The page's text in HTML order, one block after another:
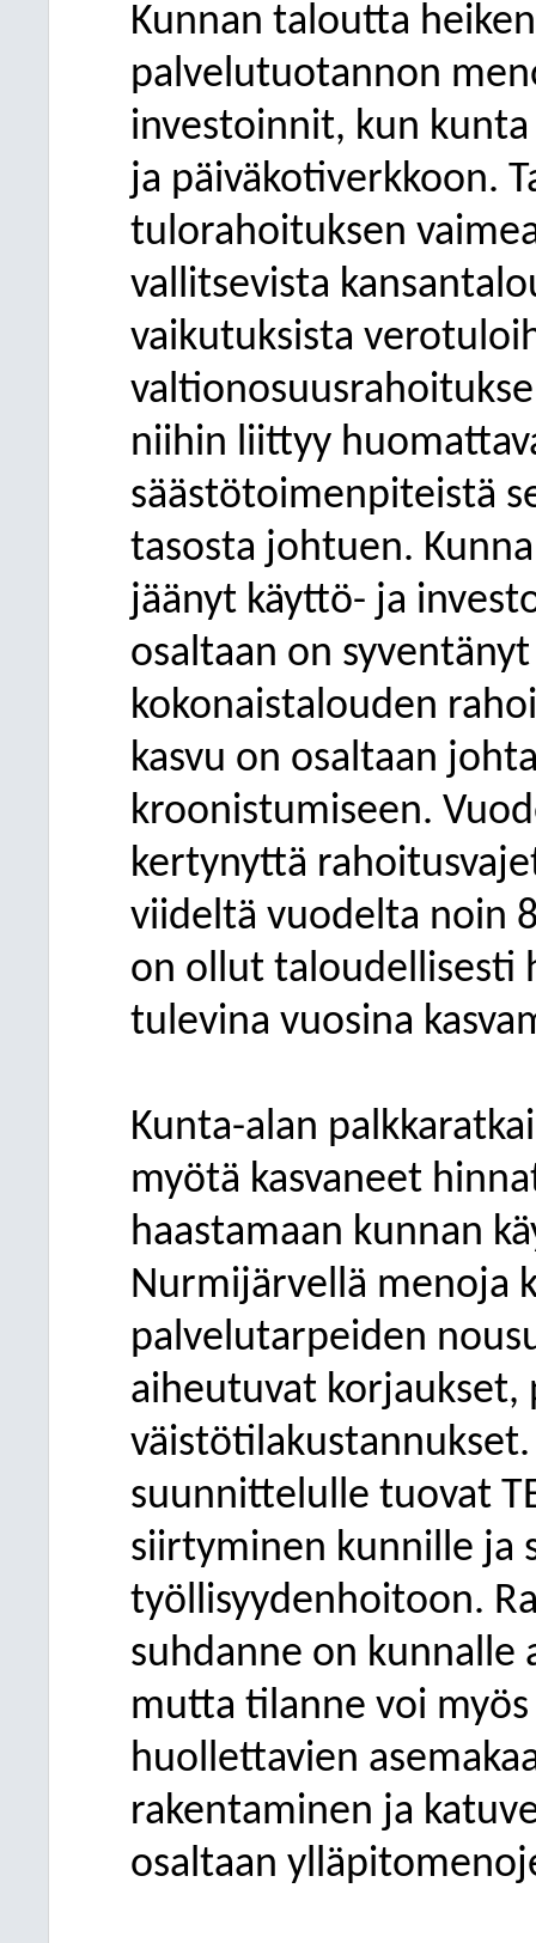
Kunnan taloutta
palvelutuotannon
investoinnit, kun
ja päiväkotiverkkoon.
tulorahoituksen
vallitsevista
vaikutuksista
niihin liittyy
säästötoimenpiteistä
tasosta johtuen.
jäänyt käyttö- ja
osaltaan on
kokonaistalouden
kasvu on osaltaan
kroonistumiseen.
kertynyttä
viideltä vuodelta noin
on ollut taloudellisesti
tulevina vuosina
Kunta-alan
myötä kasvaneet
haastamaan kunnan
Nurmijärvellä menoja
palvelutarpeiden
aiheutuvat korjaukset,
suunnittelulle tuovat
siirtyminen kunnille ja
työllisyydenhoitoon.
suhdanne on kunnalle
mutta tilanne voi
huollettavien
rakentaminen ja
osaltaan